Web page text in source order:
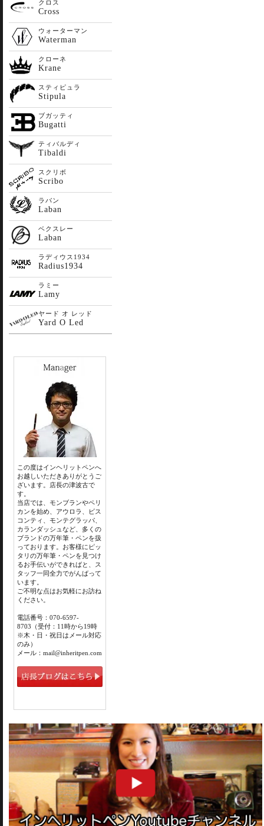
クロス
Cross
ウォーターマン
Waterman
クローネ
Krane
スティピュラ
Stipula
ブガッティ
Bugatti
ティバルディ
Tibaldi
スクリボ
Scribo
ラバン
Laban
ベクスレー
Laban
ラディウス1934
Radius1934
ラミー
Lamy
ヤード オ レッド
Yard O Led
この度はインヘリットペンへ
お越しいただきありがとうご
ざいます。店長の津波古で
す。
当店では、モンブランやペリ
カンを始め、アウロラ、ビス
コンティ、モンテグラッパ、
カランダッシュなど、多くの
ブランドの万年筆・ペンを扱
っております。お客様にピッ
タリの万年筆・ペンを見つけ
るお手伝いができればと、ス
タッフ一同全力でがんばって
います。
ご不明な点はお気軽にお訪ね
ください。
電話番号：070-6597-
8703（受付：11時から19時
※木・日・祝日はメール対応
のみ）
メール：mail@inheritpen.com